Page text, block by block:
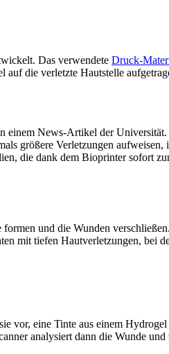
Das verwendete Druck-
die verletzte Hautstelle
einem News-Artikel der
größere Verletzungen
die dank dem Bioprinter sofort
und die Wunden
mit tiefen Hautverletzungen, bei
vor, eine Tinte aus einem
analysiert dann die Wunde